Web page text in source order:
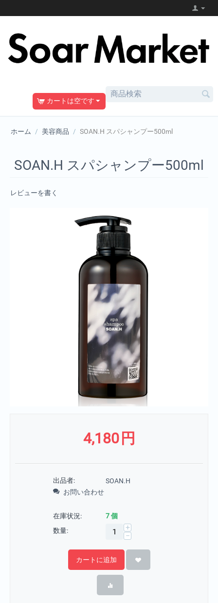
カートは空です
ホーム / 美容商品 / SOAN.H スパシャンプー500ml
SOAN.H スパシャンプー500ml
レビューを書く
4,180 円
出品者:
SOAN.H
お問い合わせ
在庫状況:
7 個
数量:
+
−
カートに追加